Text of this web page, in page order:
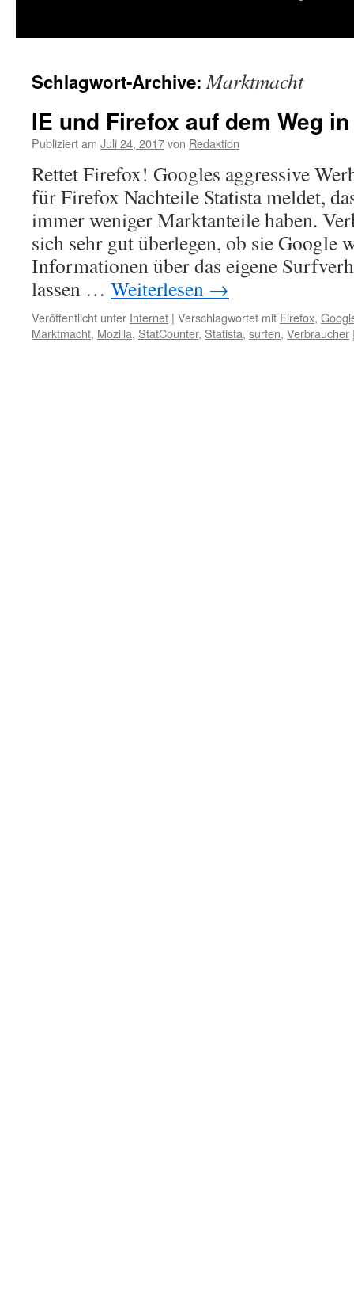
Schlagwort-Archive:Marktmacht
IE und Firefox auf dem Weg
Publiziert am Juli 24, 2017von Redaktion
Rettet Firefox! Googles aggressive
für Firefox Nachteile Statista meldet,
immer weniger Marktanteile haben.
sich sehr gut überlegen, ob sie Google
Informationen über das eigene
lassen … Weiterlesen →
Veröffentlicht unter Internet | Verschlagwortet mit Firefox,
Marktmacht, Mozilla, StatCounter, Statista, surfen, Verbraucher